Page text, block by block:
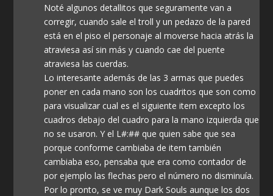
Noté algunos detallitos que seguramente van a
corregir, cuando sale el troll y un pedazo de la pared
está en el piso el personaje al moverse hacia atrás la
atraviesa así sin más y cuando cae del puente
atraviesa las cuerdas.
Lo interesante además de las 3 armas que puedes
poner en cada mano son los cuadritos que son como
para visualizar cual es el siguiente item excepto los
cuadros debajo del cuadro para la mano izquierda que
no se usaron. Y el L#:## que quien sabe que sea
porque conforme cambiaba de item también
cambiaba eso, pensaba que era como contador de
por ejemplo las flechas pero el número no disminuía.
Por lo pronto, se ve muy Dark Souls aunque los dos